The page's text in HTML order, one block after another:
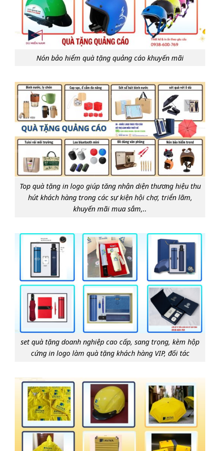
Nón bảo hiểm quà tặng quảng cáo khuyến mãi
Top quà tặng in logo giúp tăng nhận diện thương hiệu thu
hút khách hàng trong các sự kiện hội chợ, triển lãm,
khuyến mãi mua sắm,..
set quà tặng doanh nghiệp cao cấp, sang trọng, kèm hộp
cứng in logo làm quà tặng khách hàng VIP, đối tác